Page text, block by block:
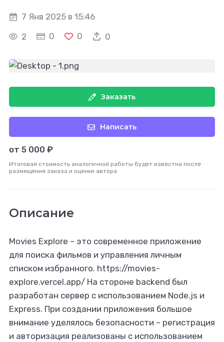
7 Янв 2025 в 15:46
2
0 0 0
Заказать
Написать
от 5 000 ₽
Итоговая стоимость аналогичной работы будет известна после
размещения заказа и оценки автора
Описание
Movies Explore – это современное приложение
для поиска фильмов и управления личным
списком избранного. https://movies-
explore.vercel.app/ На стороне backend был
разработан сервер с использованием Node.js и
Express. При создании приложения большое
внимание уделялось безопасности – регистрация
и авторизация реализованы с использованием